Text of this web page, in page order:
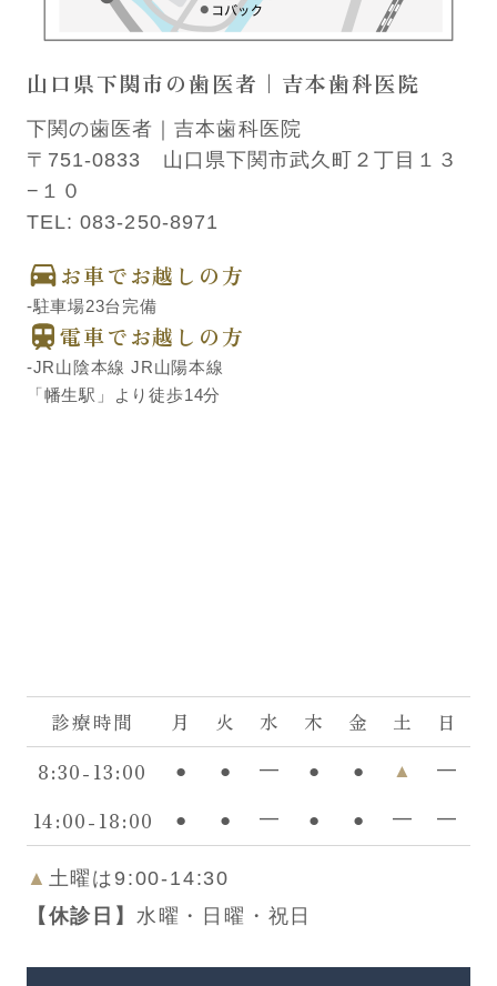
山口県下関市の歯医者｜吉本歯科医院
下関の歯医者｜吉本歯科医院
〒751-0833 山口県下関市武久町２丁目１３
−１０
TEL:083-250-8971
お車でお越しの方
-駐車場23台完備
電車でお越しの方
-JR山陰本線 JR山陽本線
「幡生駅」より徒歩14分
診療時間 月 火 水 木 金 土
日
8:30-13:00
● ● ━ ● ● ▲ ━
14:00-18:00 ● ● ━ ● ● ━ ━
▲ 土曜は9:00-14:30
【休診日】 水曜・日曜・祝日